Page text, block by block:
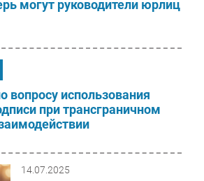
могут руководители юрлиц
вопросу использования
при трансграничном
14.07.2025